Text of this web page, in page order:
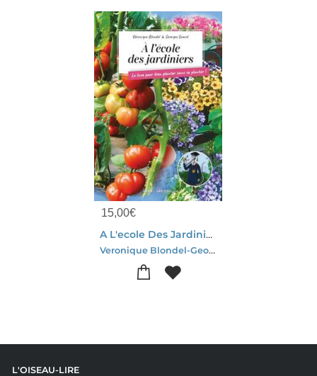
15,00€
A L'ecole Des Jardiniers : Le Livre Pour Bien Planter Sans Se Planter !
Veronique Blondel-Georges Grard
L'OISEAU-LIRE